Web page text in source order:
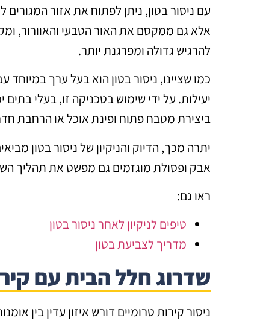
עם ניסור בטון, ניתן לפתוח את אזור
אלא גם ממקסם את האור הטבעי והאוורור,
להרגיש גדולה ומפרגנת יותר.
כמו שציינו, ניסור בטון הוא בעל ערך
יעילות. על ידי שימוש בטכניקה זו, בעלי
ביצירת מטבח פתוח ופינת אוכל או הרחבת
יתרה מכך, הדיוק והניקיון של ניסור בטון
אבק ופסולת מוגזמים גם מפשט את תהליך
ראו גם:
טיפים לניקיון לאחר ניסור בטון
מדריך לצביעת בטון
שדרוג חלל הבית עם
ניסור קירות טרומיים דורש איזון עדין בין